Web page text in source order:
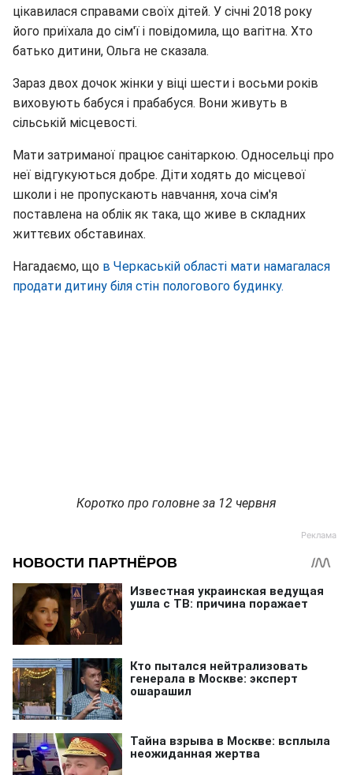
цікавилася справами своїх дітей. У січні 2018 року
його приїхала до сім'ї і повідомила, що вагітна. Хто
батько дитини, Ольга не сказала.
Зараз двох дочок жінки у віці шести і восьми років
виховують бабуся і прабабуся. Вони живуть в
сільській місцевості.
Мати затриманої працює санітаркою. Односельці про
неї відгукуються добре. Діти ходять до місцевої
школи і не пропускають навчання, хоча сім'я
поставлена ​​на облік як така, що живе в складних
життєвих обставинах.
Нагадаємо, що в Черкаській області мати намагалася
продати дитину біля стін пологового будинку.
Коротко про головне за 12 червня